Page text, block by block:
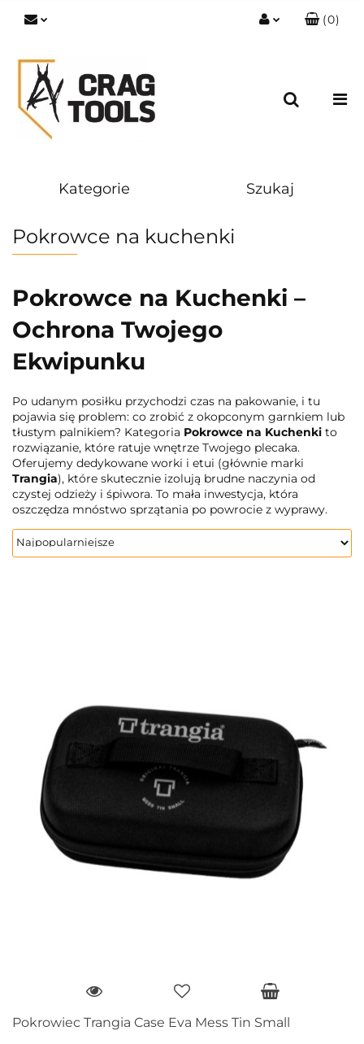
(0)
Kategorie Szukaj
Pokrowce na kuchenki
Pokrowce na Kuchenki –
Ochrona Twojego
Ekwipunku
Po udanym posiłku przychodzi czas na pakowanie, i tu
pojawia się problem: co zrobić z okopconym garnkiem lub
tłustym palnikiem? Kategoria Pokrowce na Kuchenki to
rozwiązanie, które ratuje wnętrze Twojego plecaka.
Oferujemy dedykowane worki i etui (głównie marki
Trangia), które skutecznie izolują brudne naczynia od
czystej odzieży i śpiwora. To mała inwestycja, która
oszczędza mnóstwo sprzątania po powrocie z wyprawy.
Pokrowiec Trangia Case Eva Mess Tin Small